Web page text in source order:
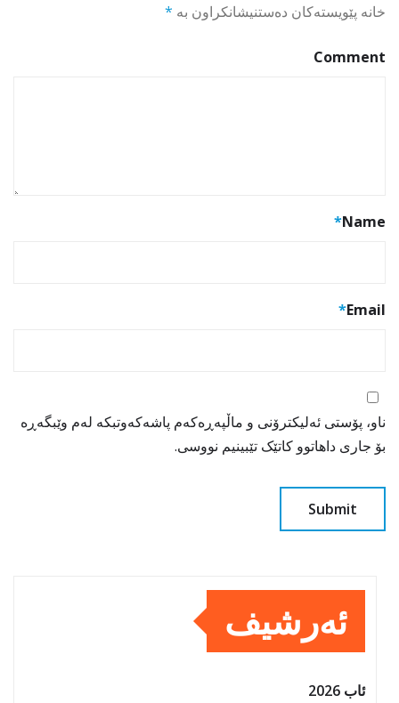
خانە پێویستەکان دەستنیشانکراون بە *
Comment
Name
*
Email
*
ناو، پۆستی ئەلیکترۆنی و ماڵپەڕەکەم پاشەکەوتبکە لەم وێبگەڕە
بۆ جاری داهاتوو کاتێک تێبینیم نووسی.
ئەرشیف
ئاب 2026